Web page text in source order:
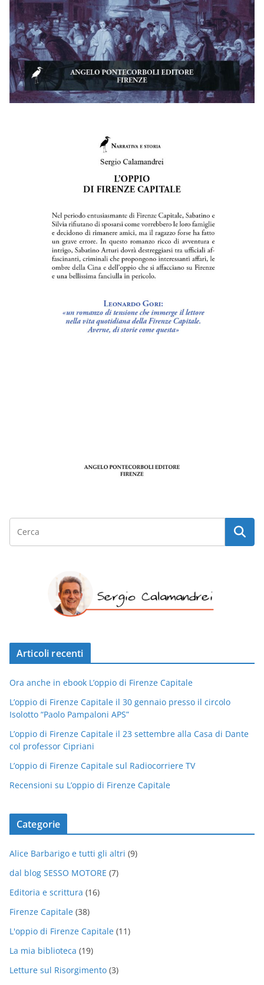
Articoli recenti
Ora anche in ebook L’oppio di Firenze Capitale
L’oppio di Firenze Capitale il 30 gennaio presso il circolo
Isolotto “Paolo Pampaloni APS”
L’oppio di Firenze Capitale il 23 settembre alla Casa di Dante
col professor Cipriani
L’oppio di Firenze Capitale sul Radiocorriere TV
Recensioni su L’oppio di Firenze Capitale
Categorie
Alice Barbarigo e tutti gli altri (9)
dal blog SESSO MOTORE (7)
Editoria e scrittura (16)
Firenze Capitale (38)
L'oppio di Firenze Capitale (11)
La mia biblioteca (19)
Letture sul Risorgimento (3)